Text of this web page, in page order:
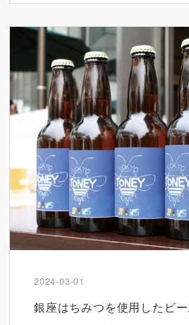
2024-03-01
銀座はちみつを使用したビ